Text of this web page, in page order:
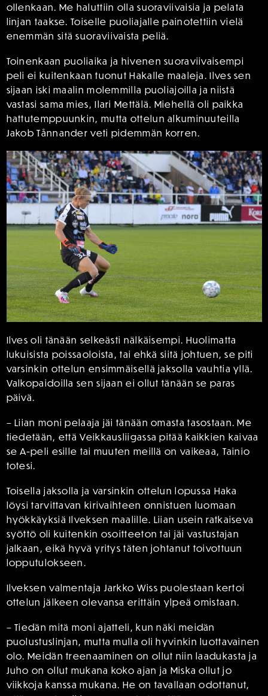
ollenkaan. Me haluttiin olla suoraviivaisia ja pelata
linjan taakse. Toiselle puoliajalle painotettiin vielä
enemmän sitä suoraviivaista peliä.
Toinenkaan puoliaika ja hivenen suoraviivaisempi
peli ei kuitenkaan tuonut Hakalle maaleja. Ilves sen
sijaan iski maalin molemmilla puoliajoilla ja niistä
vastasi sama mies, Ilari Mettälä. Miehellä oli paikka
hattutemppuunkin, mutta ottelun alkuminuuteilla
Jakob Tånnander veti pidemmän korren.
Ilves oli tänään selkeästi nälkäisempi. Huolimatta
lukuisista poissaoloista, tai ehkä siitä johtuen, se piti
varsinkin ottelun ensimmäisellä jaksolla vauhtia yllä.
Valkopaidoilla sen sijaan ei ollut tänään se paras
päivä.
– Liian moni pelaaja jäi tänään omasta tasostaan. Me
tiedetään, että Veikkausliigassa pitää kaikkien kaivaa
se A-peli esille tai muuten meillä on vaikeaa, Tainio
totesi.
Toisella jaksolla ja varsinkin ottelun lopussa Haka
löysi tarvittavan kirivaihteen onnistuen luomaan
hyökkäyksiä Ilveksen maalille. Liian usein ratkaiseva
syöttö oli kuitenkin osoitteeton tai jäi vastustajan
jalkaan, eikä hyvä yritys täten johtanut toivottuun
lopputulokseen.
Ilveksen valmentaja Jarkko Wiss puolestaan kertoi
ottelun jälkeen olevansa erittäin ylpeä omistaan.
– Tiedän mitä moni ajatteli, kun näki meidän
puolustuslinjan, mutta mulla oli hyvinkin luottavainen
olo. Meidän treenaaminen on ollut niin laadukasta ja
Juho on ollut mukana koko ajan ja Miska ollut jo
viikkoja kanssa mukana. He on tavallaan odottanut,